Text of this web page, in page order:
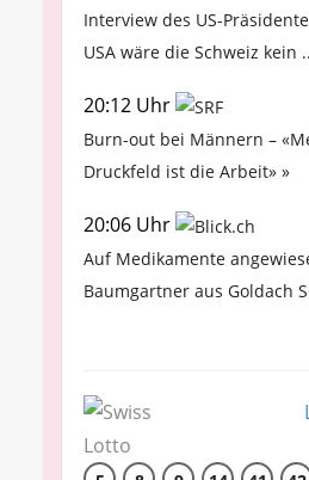
Interview des US-
USA wäre die Schweiz kein
20:12 Uhr
Burn-out bei Männern –
Druckfeld ist die Arbeit» »
20:06 Uhr
Auf Medikamente
Baumgartner aus Goldach